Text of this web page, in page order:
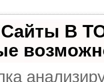
Сайты В